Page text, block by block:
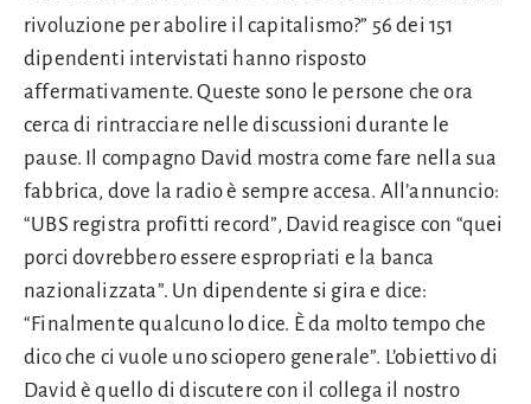
rivoluzione per abolire il capitalismo?” 56 dei 151
dipendenti intervistati hanno risposto
affermativamente. Queste sono le persone che ora
cerca di rintracciare nelle discussioni durante le
pause. Il compagno David mostra come fare nella sua
fabbrica, dove la radio è sempre accesa. All’annuncio:
“UBS registra profitti record”, David reagisce con “quei
porci dovrebbero essere espropriati e la banca
nazionalizzata”. Un dipendente si gira e dice:
“Finalmente qualcuno lo dice. È da molto tempo che
dico che ci vuole uno sciopero generale”. L’obiettivo di
David è quello di discutere con il collega il nostro